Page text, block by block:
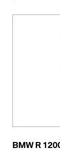
BMW R